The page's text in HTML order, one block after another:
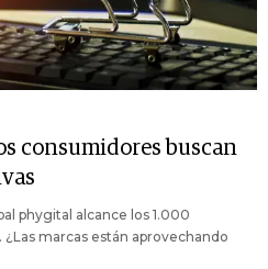
consumidores buscan
phygital alcance los 1.000
marcas están aprovechando